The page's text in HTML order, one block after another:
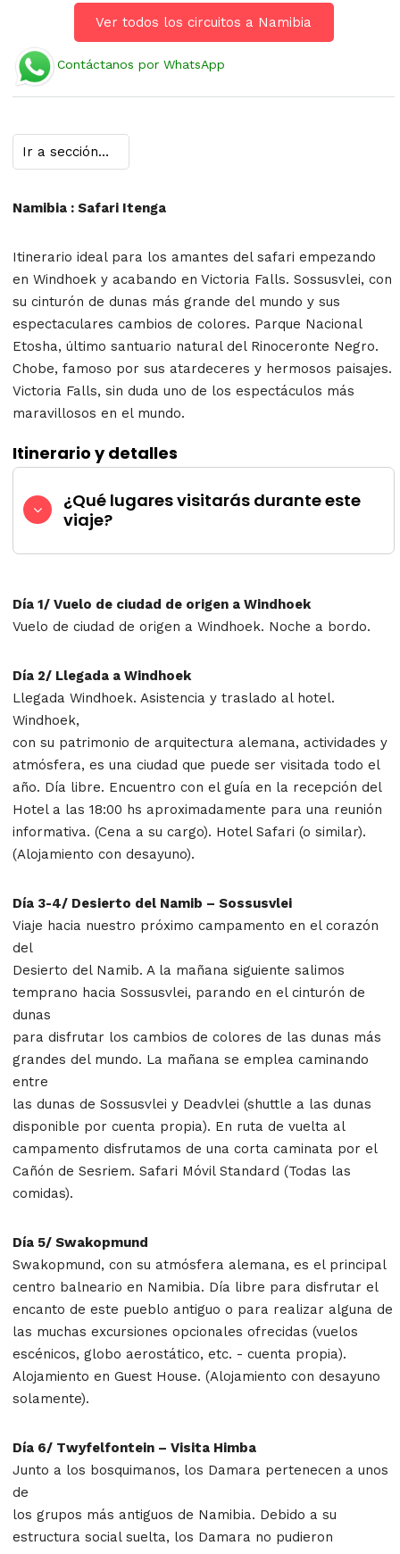
Ver todos los circuitos a Namibia
Contáctanos por WhatsApp
Namibia : Safari Itenga
Itinerario ideal para los amantes del safari empezando
en Windhoek y acabando en Victoria Falls. Sossusvlei, con
su cinturón de dunas más grande del mundo y sus
espectaculares cambios de colores. Parque Nacional
Etosha, último santuario natural del Rinoceronte Negro.
Chobe, famoso por sus atardeceres y hermosos paisajes.
Victoria Falls, sin duda uno de los espectáculos más
maravillosos en el mundo.
Itinerario y detalles
¿Qué lugares visitarás durante este
viaje?
Día 1/ Vuelo de ciudad de origen a Windhoek
Vuelo de ciudad de origen a Windhoek. Noche a bordo.
Día 2/ Llegada a Windhoek
Llegada Windhoek. Asistencia y traslado al hotel.
Windhoek,
con su patrimonio de arquitectura alemana, actividades y
atmósfera, es una ciudad que puede ser visitada todo el
año. Día libre. Encuentro con el guía en la recepción del
Hotel a las 18:00 hs aproximadamente para una reunión
informativa. (Cena a su cargo). Hotel Safari (o similar).
(Alojamiento con desayuno).
Día 3-4/ Desierto del Namib – Sossusvlei
Viaje hacia nuestro próximo campamento en el corazón
del
Desierto del Namib. A la mañana siguiente salimos
temprano hacia Sossusvlei, parando en el cinturón de
dunas
para disfrutar los cambios de colores de las dunas más
grandes del mundo. La mañana se emplea caminando
entre
las dunas de Sossusvlei y Deadvlei (shuttle a las dunas
disponible por cuenta propia). En ruta de vuelta al
campamento disfrutamos de una corta caminata por el
Cañón de Sesriem. Safari Móvil Standard (Todas las
comidas).
Día 5/ Swakopmund
Swakopmund, con su atmósfera alemana, es el principal
centro balneario en Namibia. Día libre para disfrutar el
encanto de este pueblo antiguo o para realizar alguna de
las muchas excursiones opcionales ofrecidas (vuelos
escénicos, globo aerostático, etc. - cuenta propia).
Alojamiento en Guest House. (Alojamiento con desayuno
solamente).
Día 6/ Twyfelfontein – Visita Himba
Junto a los bosquimanos, los Damara pertenecen a unos
de
los grupos más antiguos de Namibia. Debido a su
estructura social suelta, los Damara no pudieron